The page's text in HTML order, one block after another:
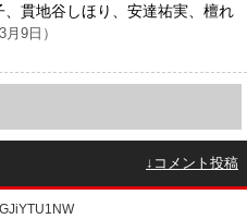
貫地谷しほり、安達祐実、檀れ
月9日）
↓コメント投稿